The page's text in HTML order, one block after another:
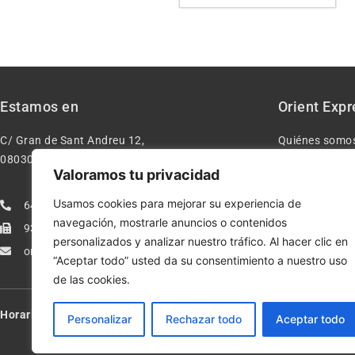
Valoramos tu privacidad
Usamos cookies para mejorar su experiencia de
navegación, mostrarle anuncios o contenidos
personalizados y analizar nuestro tráfico. Al hacer clic en
“Aceptar todo” usted da su consentimiento a nuestro uso
de las cookies.
Personalizar Rechazar todo Aceptar todo
Estamos en
C/ Gran de Sant Andreu 12,
08030 – Barcelona España
640277962
933113005
orientexpressmodelismo@gmail.com
Orient
Quiénes
Condiciones
Política de
Política de
Horario: Lun-Vie de 10:00-13:30 y 17:00-20:00 – Sáb de 10:00-13:30